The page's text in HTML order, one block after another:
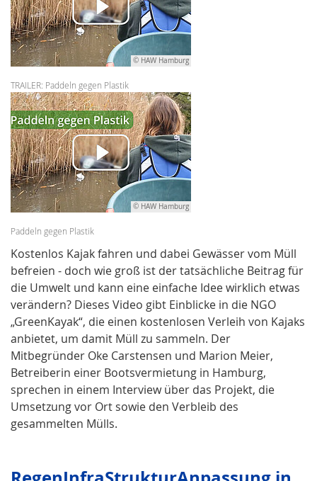
© HAW Hamburg
TRAILER: Paddeln gegen Plastik
© HAW Hamburg
Paddeln gegen Plastik
Kostenlos Kajak fahren und dabei Gewässer vom Müll
befreien - doch wie groß ist der tatsächliche Beitrag für
die Umwelt und kann eine einfache Idee wirklich etwas
verändern? Dieses Video gibt Einblicke in die NGO
„GreenKayak“, die einen kostenlosen Verleih von Kajaks
anbietet, um damit Müll zu sammeln. Der
Mitbegründer Oke Carstensen und Marion Meier,
Betreiberin einer Bootsvermietung in Hamburg,
sprechen in einem Interview über das Projekt, die
Umsetzung vor Ort sowie den Verbleib des
gesammelten Mülls.